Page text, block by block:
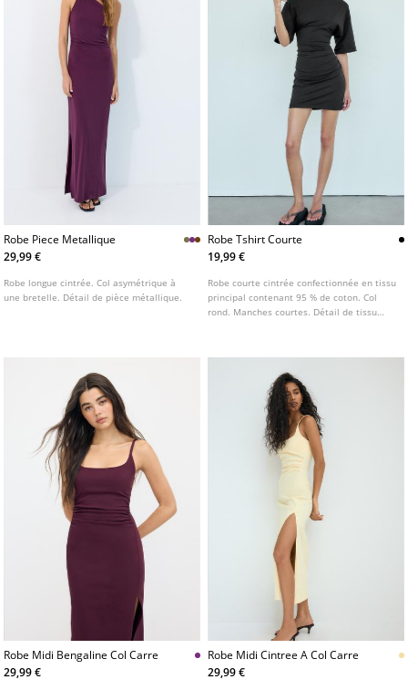
Robe Piece Metallique
29,99 €
Robe longue cintrée. Col asymétrique à
une bretelle. Détail de pièce métallique.
Robe Tshirt Courte
19,99 €
Robe courte cintrée confectionnée en tissu
principal contenant 95 % de coton. Col
rond. Manches courtes. Détail de tissu
Robe Midi Bengaline Col Carre
29,99 €
Robe Midi Cintree A Col Carre
29,99 €